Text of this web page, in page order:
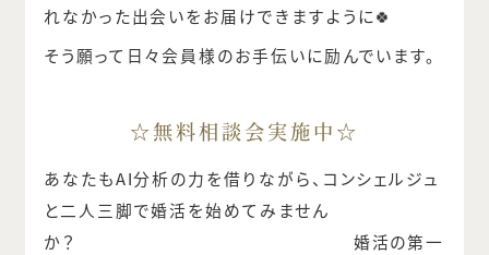
れなかった出会いをお届けできますように🍀
そう願って日々会員様のお手伝いに励んでいます。
☆無料相談会実施中☆
あなたもAI分析の力を借りながら、コンシェルジュ
と二人三脚で婚活を始めてみません
か？ 婚活の第一